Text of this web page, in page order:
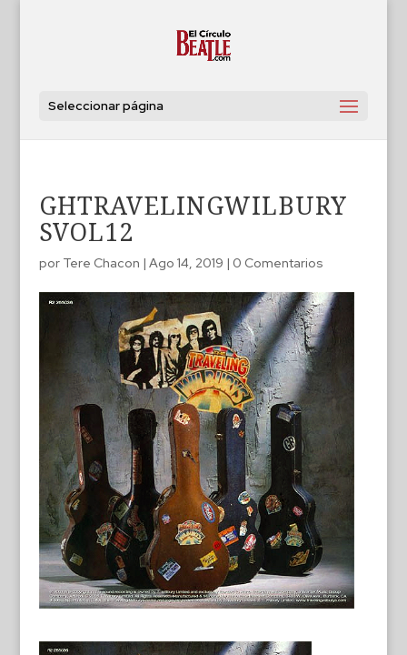
Seleccionar página
GHTRAVELINGWILBURY
SVOL12
por Tere Chacon | Ago 14, 2019 | 0 Comentarios